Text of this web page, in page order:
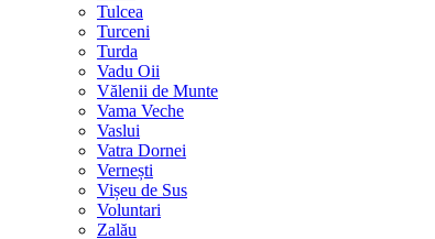
Tulcea
Turceni
Turda
Vadu Oii
Vălenii de Munte
Vama Veche
Vaslui
Vatra Dornei
Vernești
Vișeu de Sus
Voluntari
Zalău